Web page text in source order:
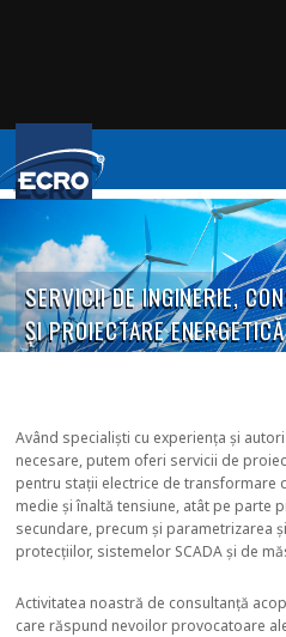
SERVICII DE INGINERIE,
ȘI PROIECTARE ENERGETICĂ
Având specialiști cu experiența și
necesare, putem oferi servicii de
pentru stații electrice de transformare
medie și înaltă tensiune, atât pe parte
secundare, precum și parametrizarea
protecțiilor, sistemelor SCADA și de
Activitatea noastră de consultanță
care răspund nevoilor provocatoare